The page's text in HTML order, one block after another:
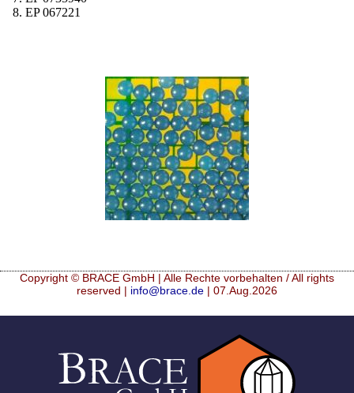
8. EP 067221
Copyright © BRACE GmbH | Alle Rechte vorbehalten / All rights
reserved | info@brace.de | 07.Aug.2026